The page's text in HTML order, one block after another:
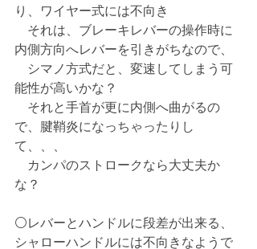
り、ワイヤー式には不向き
それは、ブレーキレバーの操作時に
内側方向へレバーを引きがちなので、
シマノ方式だと、変速してしまう可
能性が高いかな？
それと手首が更に内側へ曲がるの
で、腱鞘炎になっちゃったりし
て、、、
カンパのストロークなら大丈夫か
な？
⚪️レバーとハンドルに段差が出来る、
シャローハンドルには不向きなようで